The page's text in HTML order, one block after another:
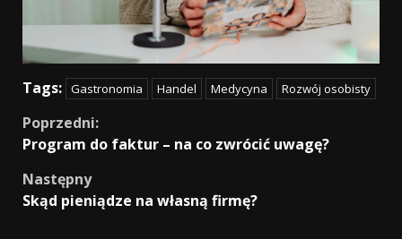
Tags: Gastronomia Handel Medycyna Rozwój osobisty
Continue
Reading
Poprzedni:
Program do faktur – na co zwrócić uwagę?
Następny
Skąd pieniądze na własną firmę?